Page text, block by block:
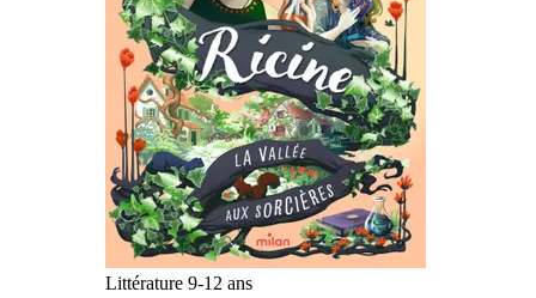
Littérature 9-12 ans